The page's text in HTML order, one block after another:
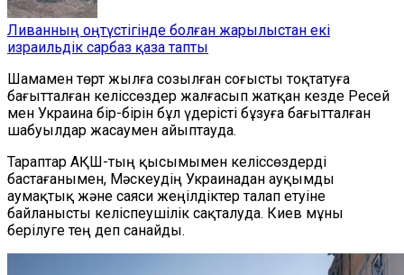
Ливанның оңтүстігінде болған жарылыстан екі
израильдік сарбаз қаза тапты
Шамамен төрт жылға созылған соғысты тоқтатуға
бағытталған келіссөздер жалғасып жатқан кезде Ресей
мен Украина бір-бірін бұл үдерісті бұзуға бағытталған
шабуылдар жасаумен айыптауда.
Тараптар АҚШ-тың қысымымен келіссөздерді
бастағанымен, Мәскеудің Украинадан ауқымды
аумақтық және саяси жеңілдіктер талап етуіне
байланысты келіспеушілік сақталуда. Киев мұны
берілуге тең деп санайды.